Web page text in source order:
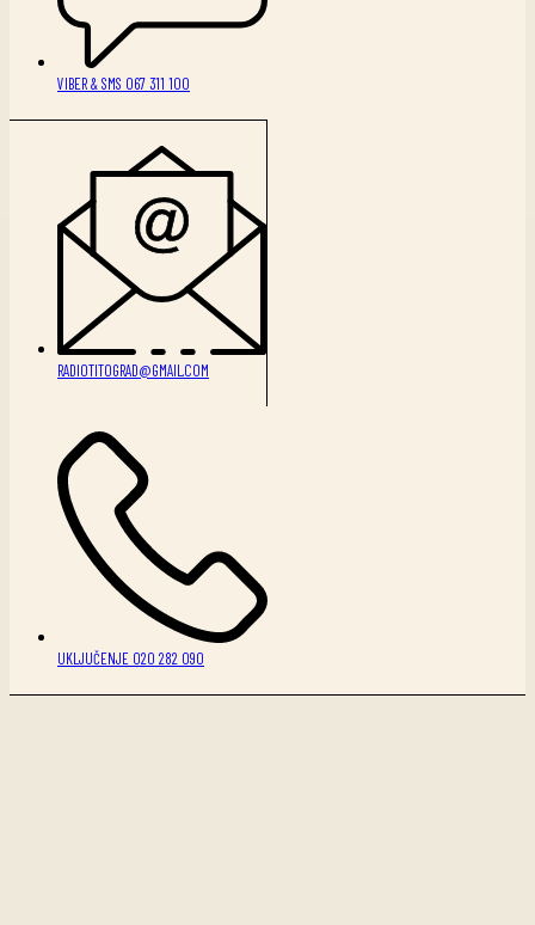
VIBER & SMS 067 311 100
RADIOTITOGRAD@GMAIL.COM
UKLJUČENJE 020 282 090